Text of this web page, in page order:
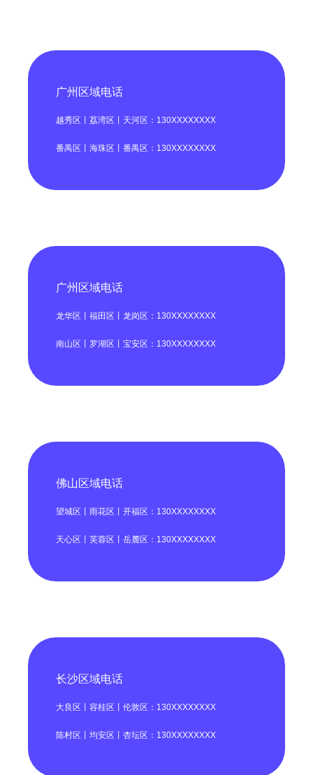
广州区域电话
越秀区丨荔湾区丨天河区：130XXXXXXXX
番禺区丨海珠区丨番禺区：130XXXXXXXX
广州区域电话
龙华区丨福田区丨龙岗区：130XXXXXXXX
南山区丨罗湖区丨宝安区：130XXXXXXXX
佛山区域电话
望城区丨雨花区丨开福区：130XXXXXXXX
天心区丨芙蓉区丨岳麓区：130XXXXXXXX
长沙区域电话
大良区丨容桂区丨伦敦区：130XXXXXXXX
陈村区丨均安区丨杏坛区：130XXXXXXXX